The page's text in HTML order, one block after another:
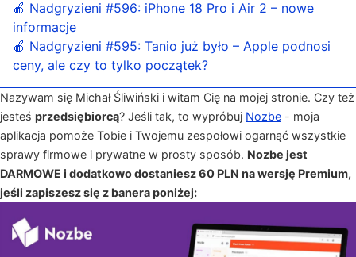
🍎 Nadgryzieni #596: iPhone 18 Pro i Air 2 – nowe
informacje
🍎 Nadgryzieni #595: Tanio już było – Apple podnosi
ceny, ale czy to tylko początek?
Nazywam się Michał Śliwiński i witam Cię na mojej stronie. Czy też
jesteś przedsiębiorcą? Jeśli tak, to wypróbuj Nozbe - moja
aplikacja pomoże Tobie i Twojemu zespołowi ogarnąć wszystkie
sprawy firmowe i prywatne w prosty sposób. Nozbe jest
DARMOWE i dodatkowo dostaniesz 60 PLN na wersję Premium,
jeśli zapiszesz się z banera poniżej: